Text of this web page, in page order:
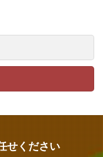
せください